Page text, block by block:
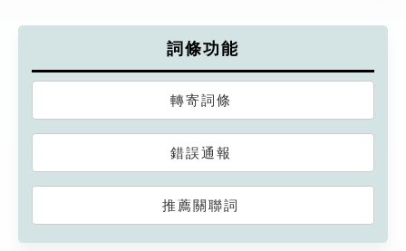
詞條功能
轉寄詞條
錯誤通報
推薦關聯詞